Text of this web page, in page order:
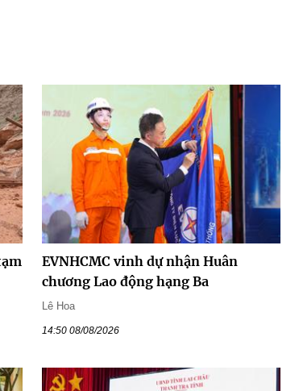
EVNHCMC vinh dự nhận Huân
chương Lao động hạng Ba
Lê Hoa
14:50 08/08/2026